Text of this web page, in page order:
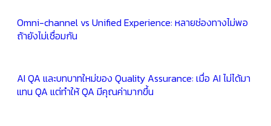
Omni-channel vs Unified Experience: หลายช่องทางไม่พอ
ถ้ายังไม่เชื่อมกัน
AI QA และบทบาทใหม่ของ Quality Assurance: เมื่อ AI ไม่ได้มา
แทน QA แต่ทำให้ QA มีคุณค่ามากขึ้น